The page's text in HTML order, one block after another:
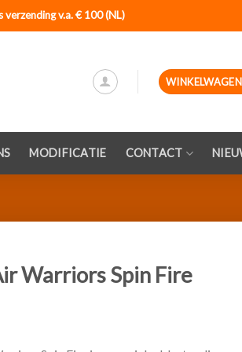
verzending v.a. € 100 (NL)
MODIFICATIE CONTACT
Warriors Spin Fire